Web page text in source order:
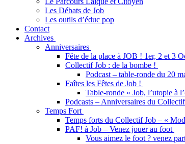
Les Débats de Job
Les outils d’éduc pop
Contact
Archives
Anniversaires
Fête de la place à JOB ! 1er, 2 et 3
Collectif Job : de la bombe !
Podcast – table-ronde du 20
Faîtes les Fêtes de Job !
Table-ronde « Job, l’utopie à
Podcasts – Anniversaires du
Temps Fort
Temps forts du Collectif Job – «
PAF! à Job – Venez jouer au foot
Vous aimez le foot ? venez